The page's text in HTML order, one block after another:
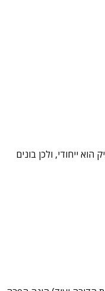
ייחודי, ולכן בונים